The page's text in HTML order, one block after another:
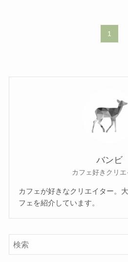
1
バンビ
カフェ好きクリ
カフェが好きなクリエイター。
フェを紹介しています。